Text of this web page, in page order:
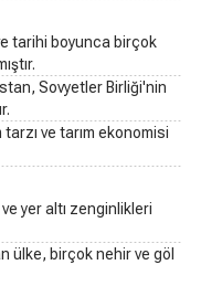
tarihi boyunca birçok
Sovyetler Birliği'nin
ve tarım ekonomisi
yer altı zenginlikleri
ülke, birçok nehir ve göl